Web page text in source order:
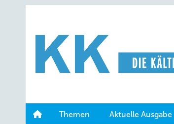
Hauptinhalt
Hauptmenü
Themen Aktuelle Ausgabe